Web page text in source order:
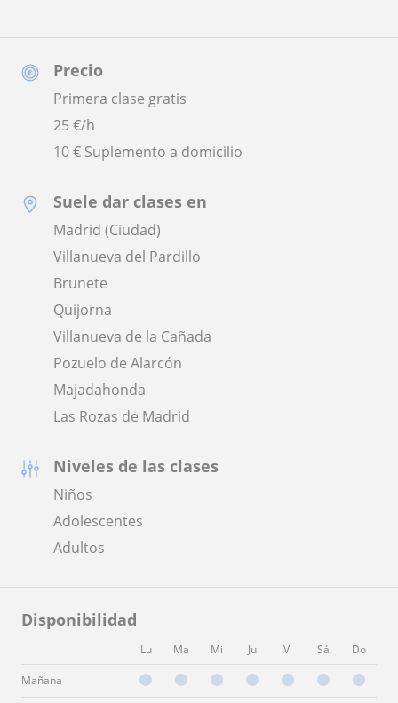
Precio
Primera clase gratis
25€/h
10 € Suplemento a domicilio
Suele dar clases en
Madrid (Ciudad)
Villanueva del Pardillo
Brunete
Quijorna
Villanueva de la Cañada
Pozuelo de Alarcón
Majadahonda
Las Rozas de Madrid
Niveles de las clases
Niños
Adolescentes
Adultos
Disponibilidad
Lu Ma Mi Ju Vi Sá Do
Mañana